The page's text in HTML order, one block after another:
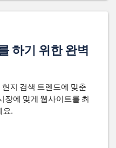
하기 위한 완벽
지 검색 트렌드에 맞춘
장에 맞게 웹사이트를 최
요.